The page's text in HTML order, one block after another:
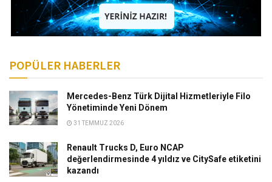
POPÜLER HABERLER
Mercedes-Benz Türk Dijital Hizmetleriyle Filo
Yönetiminde Yeni Dönem
31 TEMMUZ 2026
Renault Trucks D, Euro NCAP
değerlendirmesinde 4 yıldız ve CitySafe etiketini
kazandı